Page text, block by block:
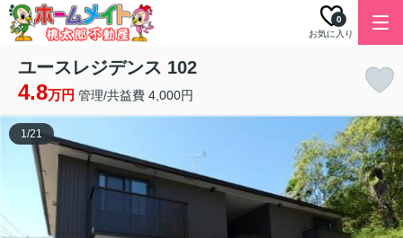
お気に入り
0
ユースレジデンス 102
4.8万円 管理/共益費 4,000円
1/21